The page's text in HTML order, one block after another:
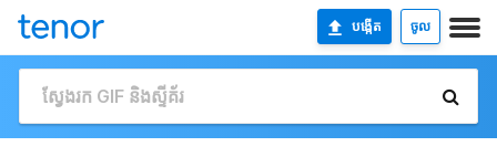
បង្កើត ចូល